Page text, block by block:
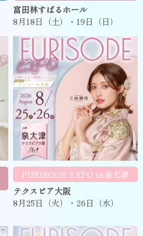
富田林すばるホール
8月18日（土）・19日（日）
FURISODE EXPO in泉大津
テクスピア大阪
8月25日（火）・26日（水）